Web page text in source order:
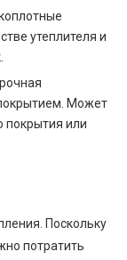
утеплителя и
Может
покрытия или
Поскольку
потратить